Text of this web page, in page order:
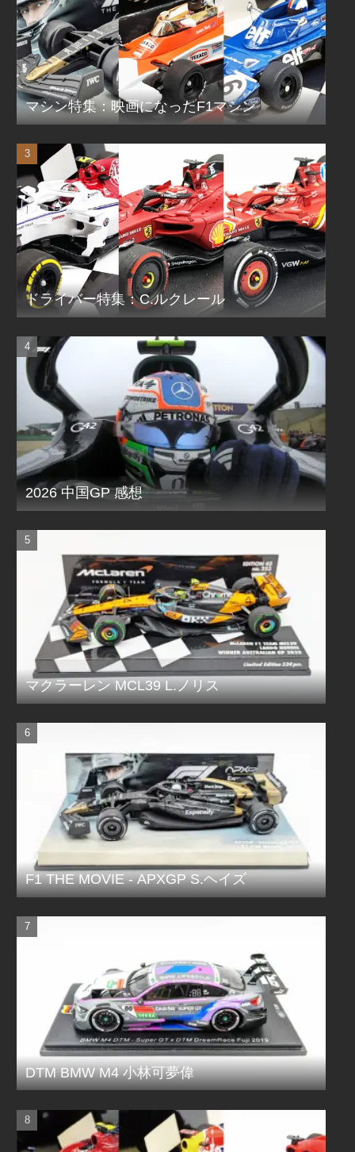
マシン特集：映画になったF1マシン
ドライバー特集：C.ルクレール
2026 中国GP 感想
マクラーレン MCL39 L.ノリス
F1 THE MOVIE - APXGP S.ヘイズ
DTM BMW M4 小林可夢偉